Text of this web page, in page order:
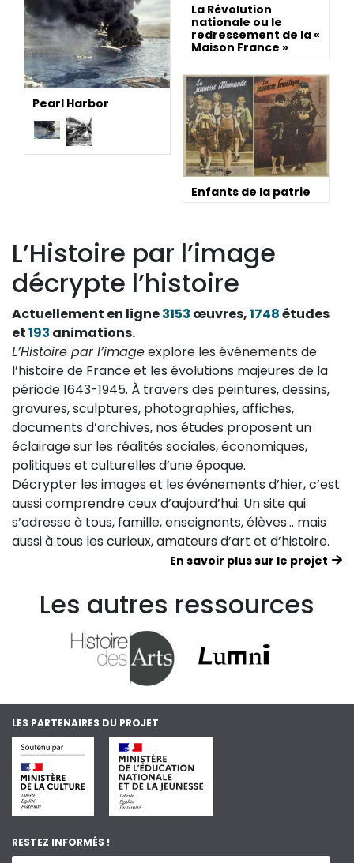
La Révolution
nationale ou le
redressement de la «
Maison France »
Pearl Harbor
Enfants de la patrie
L’Histoire par l’image
décrypte l’histoire
Actuellement en ligne3153 œuvres,1748études
et193 animations.
L’Histoire par l’imageexplore les événements de
l’histoire de France et les évolutions majeures de la
période 1643-1945. À travers des peintures, dessins,
gravures, sculptures, photographies, affiches,
documents d’archives, nos études proposent un
éclairage sur les réalités sociales, économiques,
politiques et culturelles d’une époque.
Décrypter les images et les événements d’hier, c’est
aussi comprendre ceux d’aujourd’hui. Un site qui
s’adresse à tous, famille, enseignants, élèves… mais
aussi à tous les curieux, amateurs d’art et d’histoire.
En savoir plus sur le projet
Les autres ressources
LES PARTENAIRES DU PROJET
RESTEZ INFORMÉS !